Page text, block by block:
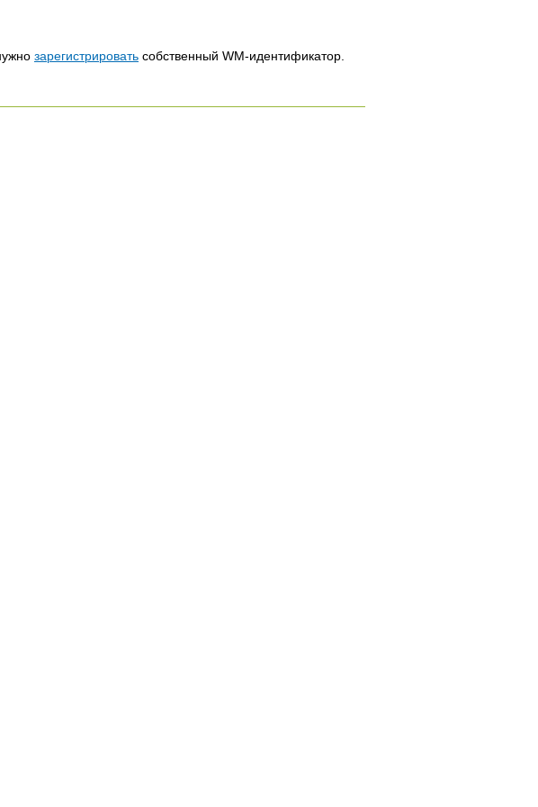
зарегистрировать собственный WM-идентификатор.